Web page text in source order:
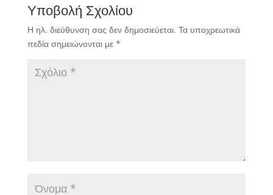
Υποβολή Σχολίου
Η ηλ. διεύθυνση σας δεν δημοσιεύεται. Τα υποχρεωτικά
πεδία σημειώνονται με *